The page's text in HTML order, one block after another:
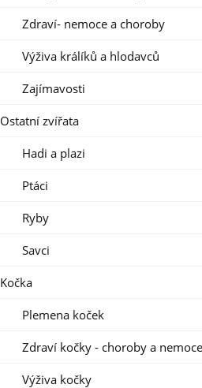
Zdraví- nemoce a choroby
Výživa králíků a hlodavců
Zajímavosti
Ostatní zvířata
Hadi a plazi
Ptáci
Ryby
Savci
Kočka
Plemena koček
Zdraví kočky - choroby a nemoce
Výživa kočky